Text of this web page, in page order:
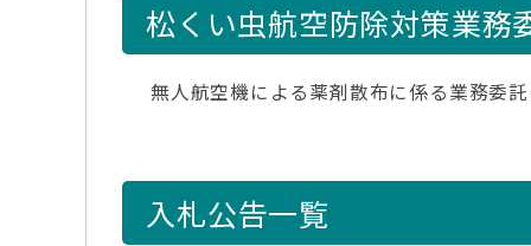
松くい虫航空防除対策業務
無人航空機による薬剤散布に係る業務委
入札公告一覧